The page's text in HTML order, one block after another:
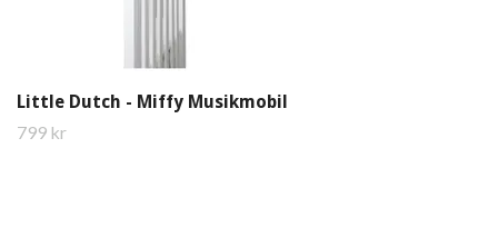
Little Dutch - Miffy Musikmobil
799 kr